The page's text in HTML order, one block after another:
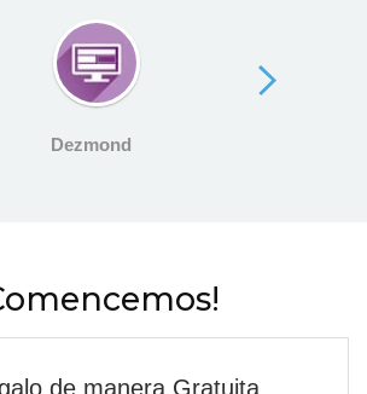
Dezmond
de manera Gratuita